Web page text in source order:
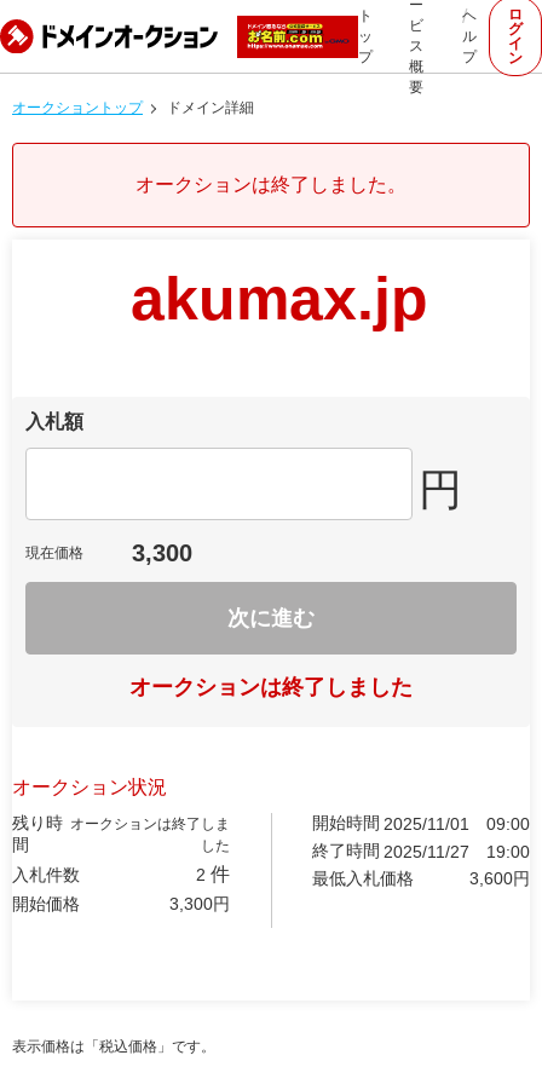
ト
ッ
プ
ー
ビ
ス
概
要
ヘ
ル
プ
ロ
グ
イ
ン
オークショントップ ドメイン詳細
オークションは終了しました。
akumax.jp
入札額
円
現在価格 3,300
次に進む
オークションは終了しました
オークション状況
残り時
間
オークションは終了しま
した
入札件数 2 件
開始価格 3,300円
開始時間 2025/11/01
09:00
終了時間 2025/11/27
19:00
最低入札価格
3,600円
表示価格は「税込価格」です。